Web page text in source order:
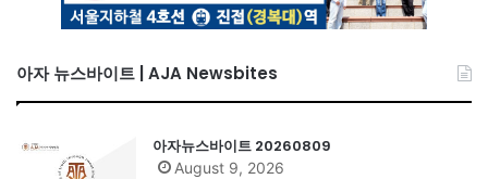
아자 뉴스바이트 | AJA Newsbites
아자뉴스바이트 20260809
August 9, 2026